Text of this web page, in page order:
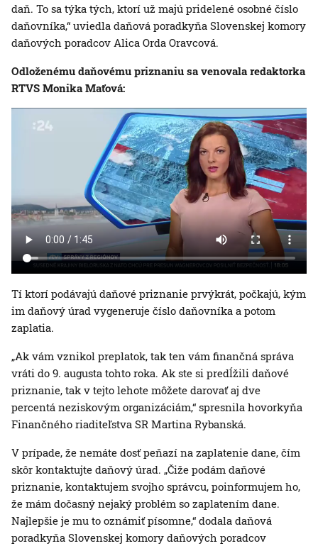
daň. To sa týka tých, ktorí už majú pridelené osobné číslo
daňovníka,“ uviedla daňová poradkyňa Slovenskej komory
daňových poradcov Alica Orda Oravcová.
Odloženému daňovému priznaniu sa venovala redaktorka
RTVS Monika Maťová:
Tí ktorí podávajú daňové priznanie prvýkrát, počkajú, kým
im daňový úrad vygeneruje číslo daňovníka a potom
zaplatia.
„Ak vám vznikol preplatok, tak ten vám finančná správa
vráti do 9. augusta tohto roka. Ak ste si predĺžili daňové
priznanie, tak v tejto lehote môžete darovať aj dve
percentá neziskovým organizáciám,“ spresnila hovorkyňa
Finančného riaditeľstva SR Martina Rybanská.
V prípade, že nemáte dosť peňazí na zaplatenie dane, čím
skôr kontaktujte daňový úrad. „Čiže podám daňové
priznanie, kontaktujem svojho správcu, poinformujem ho,
že mám dočasný nejaký problém so zaplatením dane.
Najlepšie je mu to oznámiť písomne,“ dodala daňová
poradkyňa Slovenskej komory daňových poradcov